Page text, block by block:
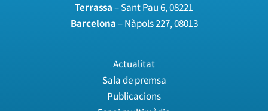
Terrassa– Sant Pau 6, 08221
Barcelona– Nàpols 227, 08013
Actualitat
Sala de premsa
Publicacions